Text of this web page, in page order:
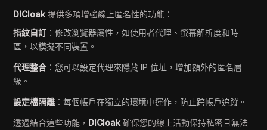
DICloak 提供多項增強線上匿名性的功能：
指紋自訂 ：修改瀏覽器屬性，如使用者代理、螢幕解析度和時
區，以模擬不同裝置。
代理整合 ：您可以設定代理來隱藏 IP 位址，增加額外的匿名層
級。
設定檔隔離 ：每個帳戶在獨立的環境中運作，防止跨帳戶追蹤。
透過結合這些功能， DICloak 確保您的線上活動保持私密且無法